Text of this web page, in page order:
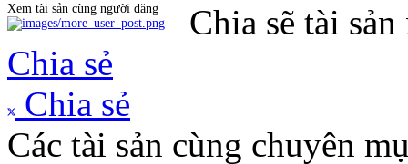
Xem tài sản cùng người đăng
Chia sẽ tài sản
Chia sẻ
Chia sẻ
Các tài sản cùng chuyên